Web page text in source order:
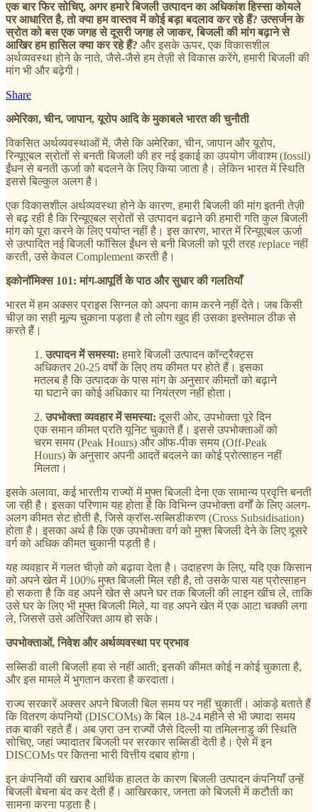
एक बार फिर सोचिए, अगर हमारे बिजली उत्पादन का अधिकांश हिस्सा कोयले
पर आधारित है, तो क्या हम वास्तव में कोई बड़ा बदलाव कर रहे हैं? उत्सर्जन के
स्रोत को बस एक जगह से दूसरी जगह ले जाकर, बिजली की मांग बढ़ाने से
आखिर हम हासिल क्या कर रहे हैं? और इसके ऊपर, एक विकासशील
अर्थव्यवस्था होने के नाते, जैसे-जैसे हम तेज़ी से विकास करेंगे, हमारी बिजली की
मांग भी और बढ़ेगी।
Share
अमेरिका, चीन, जापान, यूरोप आदि के मुकाबले भारत की चुनौती
विकसित अर्थव्यवस्थाओं में, जैसे कि अमेरिका, चीन, जापान और यूरोप,
रिन्यूएबल स्रोतों से बनती बिजली की हर नई इकाई का उपयोग जीवाश्म (fossil)
ईंधन से बनती ऊर्जा को बदलने के लिए किया जाता है। लेकिन भारत में स्थिति
इससे बिल्कुल अलग है।
एक विकासशील अर्थव्यवस्था होने के कारण, हमारी बिजली की मांग इतनी तेज़ी
से बढ़ रही है कि रिन्यूएबल स्रोतों से उत्पादन बढ़ाने की हमारी गति कुल बिजली
मांग को पूरा करने के लिए पर्याप्त नहीं है। इस कारण, भारत में रिन्यूएबल ऊर्जा
से उत्पादित नई बिजली फॉसिल ईंधन से बनी बिजली को पूरी तरह replace नहीं
करती, उसे केवल Complement करती है।
इकोनॉमिक्स 101: मांग-आपूर्ति के पाठ और सुधार की गलतियाँ
भारत में हम अक्सर प्राइस सिग्नल को अपना काम करने नहीं देते। जब किसी
चीज़ का सही मूल्य चुकाना पड़ता है तो लोग खुद ही उसका इस्तेमाल ठीक से
करते हैं।
1.उत्पादन में समस्या: हमारे बिजली उत्पादन कॉन्ट्रैक्ट्स
अधिकतर 20-25 वर्षों के लिए तय कीमत पर होते हैं। इसका
मतलब है कि उत्पादक के पास मांग के अनुसार कीमतों को बढ़ाने
या घटाने का कोई अधिकार या नियंत्रण नहीं होता।
2.उपभोक्ता व्यवहार में समस्या: दूसरी ओर, उपभोक्ता पूरे दिन
एक समान कीमत प्रति यूनिट चुकाते हैं। इससे उपभोक्ताओं को
चरम समय (Peak Hours) और ऑफ-पीक समय (Off-Peak
Hours) के अनुसार अपनी आदतें बदलने का कोई प्रोत्साहन नहीं
मिलता।
इसके अलावा, कई भारतीय राज्यों में मुफ्त बिजली देना एक सामान्य प्रवृत्ति बनती
जा रही है। इसका परिणाम यह होता है कि विभिन्न उपभोक्ता वर्गों के लिए अलग-
अलग कीमत सेट होती है, जिसे क्रॉस-सब्सिडीकरण (Cross Subsidisation)
होता है। इसका अर्थ है कि एक उपभोक्ता वर्ग को मुफ्त बिजली देने के लिए दूसरे
वर्ग को अधिक कीमत चुकानी पड़ती है।
यह व्यवहार में गलत चीज़ो को बढ़ावा देता है। उदाहरण के लिए, यदि एक किसान
को अपने खेत में 100% मुफ्त बिजली मिल रही है, तो उसके पास यह प्रोत्साहन
हो सकता है कि वह अपने खेत से अपने घर तक बिजली की लाइन खींच ले, ताकि
उसे घर के लिए भी मुफ्त बिजली मिले, या वह अपने खेत में एक आटा चक्की लगा
ले, जिससे उसे अतिरिक्त आय हो सके।
उपभोक्ताओं, निवेश और अर्थव्यवस्था पर प्रभाव
सब्सिडी वाली बिजली हवा से नहीं आती; इसकी कीमत कोई न कोई चुकाता है,
और इस मामले में भुगतान करता है करदाता।
राज्य सरकारें अक्सर अपने बिजली बिल समय पर नहीं चुकातीं। आंकड़े बताते हैं
कि वितरण कंपनियों (DISCOMs) के बिल 18-24 महीने से भी ज्यादा समय
तक बाकी रहते हैं। अब ज़रा उन राज्यों जैसे दिल्ली या तमिलनाडु की स्थिति
सोचिए, जहां ज्यादातर बिजली पर सरकार सब्सिडी देती है। ऐसे में इन
DISCOMs पर कितना भारी वित्तीय दबाव होगा।
इन कंपनियों की खराब आर्थिक हालत के कारण बिजली उत्पादन कंपनियाँ उन्हें
बिजली बेचना बंद कर देती हैं। आखिरकार, जनता को बिजली में कटौती का
सामना करना पड़ता है।